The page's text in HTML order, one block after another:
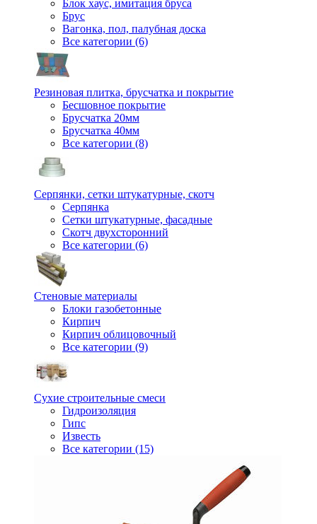
Блок хаус, имитация бруса
Брус
Вагонка, пол, палубная доска
Все категории (6)
Резиновая плитка, брусчатка и покрытие
Бесшовное покрытие
Брусчатка 20мм
Брусчатка 40мм
Все категории (8)
Серпянки, сетки штукатурные, скотч
Серпянка
Сетки штукатурные, фасадные
Скотч двухсторонний
Все категории (6)
Стеновые материалы
Блоки газобетонные
Кирпич
Кирпич облицовочный
Все категории (9)
Сухие строительные смеси
Гидроизоляция
Гипс
Известь
Все категории (15)